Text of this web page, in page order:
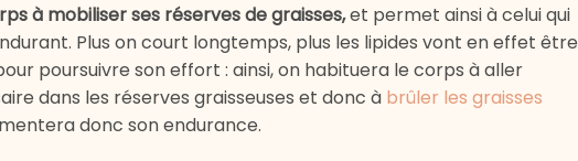
à mobiliser ses réserves de graisses,et permet ainsi à celui qui
Plus on court longtemps, plus les lipides vont en effet être
poursuivre son effort : ainsi, on habituera le corps à aller
dans les réserves graisseuses et donc à brûler les graisses
donc son endurance.